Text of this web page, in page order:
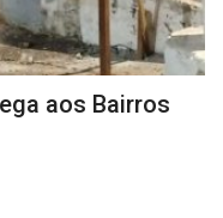
aos Bairros